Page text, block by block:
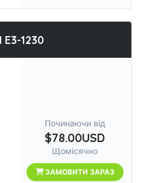
E3-1230
Починаючи від
$78.00USD
Щомісячно
ЗАМОВИТИ ЗАРАЗ